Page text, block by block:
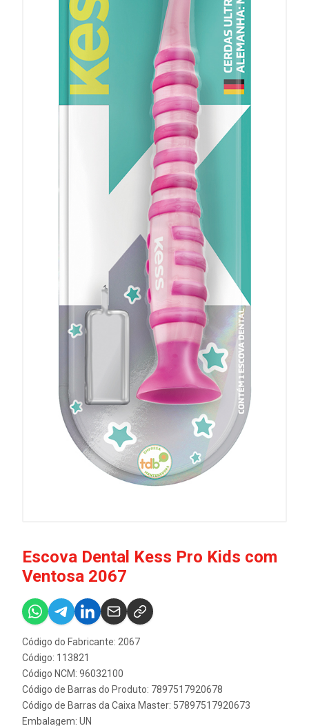
Escova Dental Kess Pro Kids com
Ventosa 2067
Código do Fabricante: 2067
Código: 113821
Código NCM: 96032100
Código de Barras do Produto: 7897517920678
Código de Barras da Caixa Master: 57897517920673
Embalagem: UN